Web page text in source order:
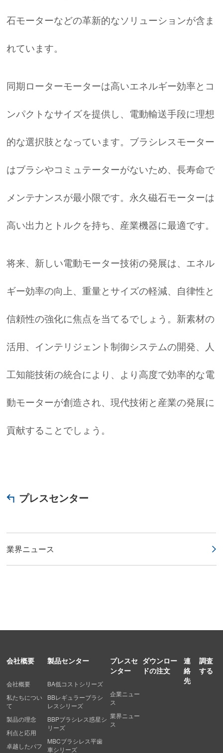
石モーターなどの革新的なソリューションが含ま
れています。
同期ローターモーターは高いエネルギー効率とコ
ンパクトなサイズを提供し、電動輸送手段に理想
的な選択肢となっています。ブラシレスモーター
はブラシやコミュテーターがないため、長寿命で
メンテナンスが最小限です。永久磁石モーターは
高い出力とトルクを持ち、産業機器に最適です。
将来、新しい電動モーター技術の発展は、エネル
ギー効率の向上、重量とサイズの軽減、自律性と
信頼性の強化に焦点を当てるでしょう。新素材の
活用、インテリジェント制御システムの開発、人
工知能技術の統合により、より高度で効率的な電
動モーターが創造され、現代技術と産業の発展に
貢献することでしょう。
プレスセンター
業界ニュース
会社概要
会社概要
私たちについ
て
製品の理念
利点と応用
卓越したパフ
製品センター
BA低コストシリーズ
BBレギュラーブラシ
レスシリーズ
BBPブラシレス惑星シ
リーズ
MBCブラシレス平歯
車シリーズ
プレスセ
ンター
企業ニュー
ス
業界ニュー
ス
ダウンロー
ドの注文
連
絡
先
調査
する